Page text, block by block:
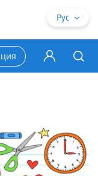
Рус